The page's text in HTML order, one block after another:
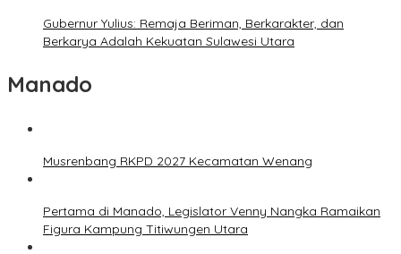
Gubernur Yulius: Remaja Beriman, Berkarakter, dan
Berkarya Adalah Kekuatan Sulawesi Utara
Manado
Musrenbang RKPD 2027 Kecamatan Wenang
Pertama di Manado, Legislator Venny Nangka Ramaikan
Figura Kampung Titiwungen Utara